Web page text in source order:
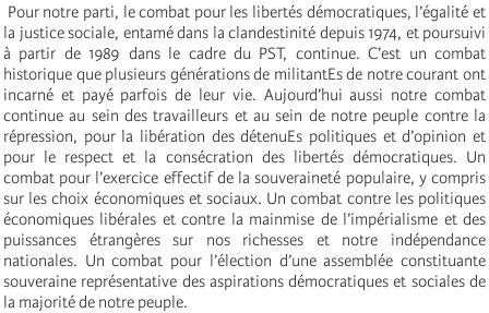
Pour notre parti, le combat pour les libertés démocratiques, l’égalité et
la justice sociale, entamé dans la clandestinité depuis 1974, et poursuivi
à partir de 1989 dans le cadre du PST, continue. C’est un combat
historique que plusieurs générations de militantEs de notre courant ont
incarné et payé parfois de leur vie. Aujourd’hui aussi notre combat
continue au sein des travailleurs et au sein de notre peuple contre la
répression, pour la libération des détenuEs politiques et d’opinion et
pour le respect et la consécration des libertés démocratiques. Un
combat pour l’exercice effectif de la souveraineté populaire, y compris
sur les choix économiques et sociaux. Un combat contre les politiques
économiques libérales et contre la mainmise de l’impérialisme et des
puissances étrangères sur nos richesses et notre indépendance
nationales. Un combat pour l’élection d’une assemblée constituante
souveraine représentative des aspirations démocratiques et sociales de
la majorité de notre peuple.